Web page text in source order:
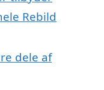
Rebild
dele af